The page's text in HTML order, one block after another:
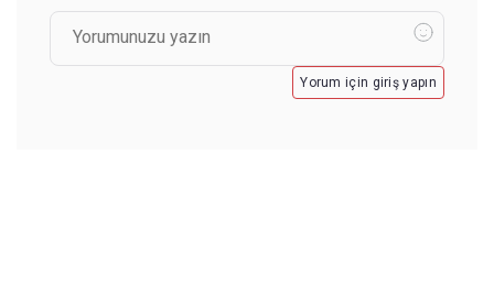
Yorum için giriş yapın